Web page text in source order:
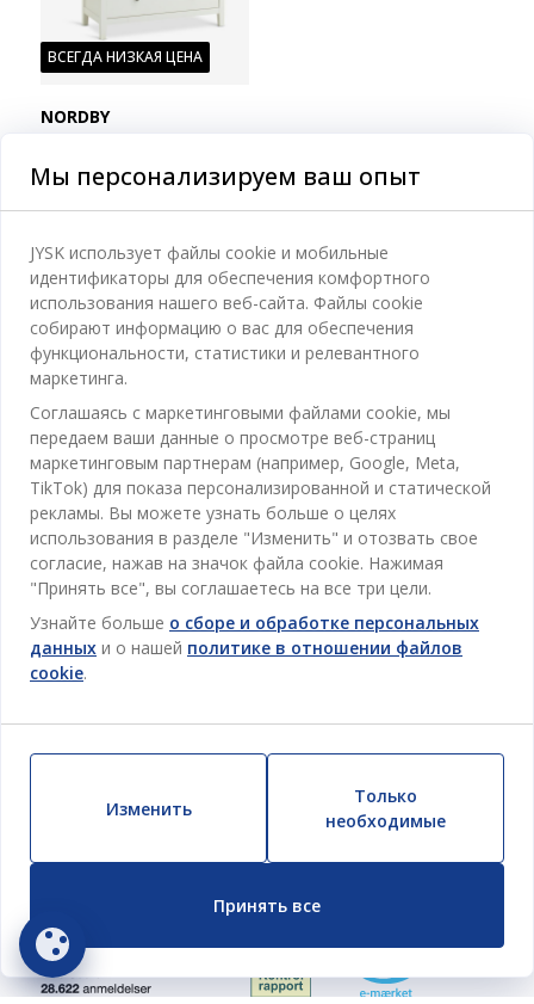
ВСЕГДА НИЗКАЯ ЦЕНА
NORDBY
1ЯЩ БЕЛЫЙ
Доставка недоступна
Доступно в магазине
Категории
Спальня
Ванная
Кабинет
Гостиная
Столовая
Кампания
Новинки
Отдел обслуживания клиентов
Контакты службы поддержки клиентов
Магазины и часы работы
Акции
Скидочная карта
Преимущества для клиентов
Доставка
JYSK
JYSK.com
Пресса
Новостная рассылка
Вдохновение
JYSK BUSINESS TO BUSINESS
Полезные ссылки
Устойчивое развитие
ОФИС
Продажи и работа с юридическими лицами
E-mail: jysk@jysk.md
Следите за Jysk
Мы персонализируем ваш опыт
JYSK использует файлы cookie и мобильные
идентификаторы для обеспечения комфортного
использования нашего веб-сайта. Файлы cookie
собирают информацию о вас для обеспечения
функциональности, статистики и релевантного
маркетинга.
Соглашаясь с маркетинговыми файлами cookie, мы
передаем ваши данные о просмотре веб-страниц
маркетинговым партнерам (например, Google, Meta,
TikTok) для показа персонализированной и статической
рекламы. Вы можете узнать больше о целях
использования в разделе "Изменить" и отозвать свое
согласие, нажав на значок файла cookie. Нажимая
"Принять все", вы соглашаетесь на все три цели.
Узнайте больше о сборе и обработке персональных
данных и о нашей политике в отношении файлов
cookie.
Изменить
Только
необходимые
Принять все